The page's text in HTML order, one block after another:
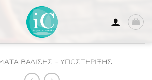
ΒΑΔΙΣΗΣ - ΥΠΟΣΤΗΡΙΞΗΣ